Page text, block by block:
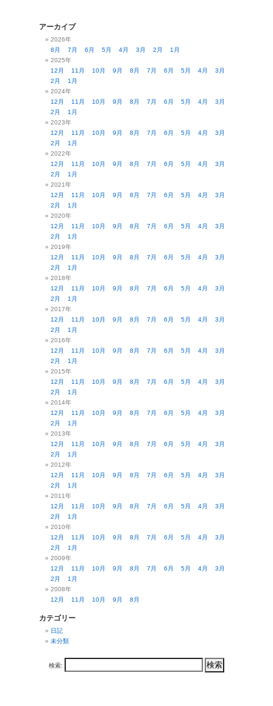
アーカイブ
2026年
8月
7月 6月 5月 4月 3月 2月
1月
2025年
12月
11月 10月 9月 8月 7月 6月 5月 4月
3月
2月
1月
2024年
12月
11月 10月 9月 8月 7月 6月 5月 4月
3月
2月
1月
2023年
12月
11月 10月 9月 8月 7月 6月 5月 4月
3月
2月
1月
2022年
12月
11月 10月 9月 8月 7月 6月 5月 4月
3月
2月
1月
2021年
12月
11月 10月 9月 8月 7月 6月 5月 4月
3月
2月
1月
2020年
12月
11月 10月 9月 8月 7月 6月 5月 4月
3月
2月
1月
2019年
12月
11月 10月 9月 8月 7月 6月 5月 4月
3月
2月
1月
2018年
12月
11月 10月 9月 8月 7月 6月 5月 4月
3月
2月
1月
2017年
12月
11月 10月 9月 8月 7月 6月 5月 4月
3月
2月
1月
2016年
12月
11月 10月 9月 8月 7月 6月 5月 4月
3月
2月
1月
2015年
12月
11月 10月 9月 8月 7月 6月 5月 4月
3月
2月
1月
2014年
12月
11月 10月 9月 8月 7月 6月 5月 4月
3月
2月
1月
2013年
12月
11月 10月 9月 8月 7月 6月 5月 4月
3月
2月
1月
2012年
12月
11月 10月 9月 8月 7月 6月 5月 4月
3月
2月
1月
2011年
12月
11月 10月 9月 8月 7月 6月 5月 4月
3月
2月
1月
2010年
12月
11月 10月 9月 8月 7月 6月 5月 4月
3月
2月
1月
2009年
12月
11月 10月 9月 8月 7月 6月 5月 4月
3月
2月
1月
2008年
12月
11月 10月 9月 8月
カテゴリー
日記
未分類
検索: